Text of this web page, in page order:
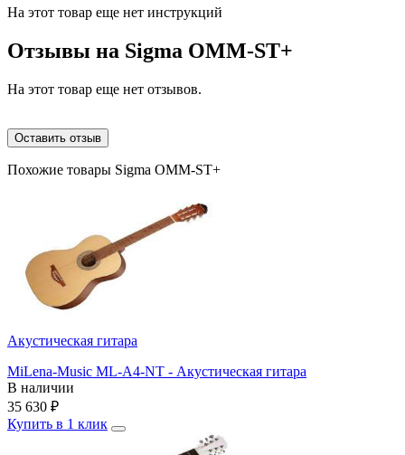
На этот товар еще нет инструкций
Отзывы на Sigma OMM-ST+
На этот товар еще нет отзывов.
Оставить отзыв
Похожие товары Sigma OMM-ST+
Акустическая гитара
MiLena-Music ML-A4-NT - Акустическая гитара
В наличии
35 630 ₽
Купить в 1 клик